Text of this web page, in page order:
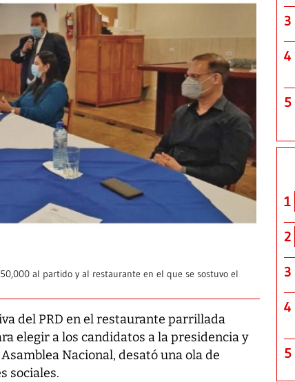
al partido y al restaurante en el que se sostuvo el
del PRD en el restaurante parrillada
elegir a los candidatos a la presidencia y
Nacional, desató una ola de
sociales.
3
4
5
1
2
3
4
5